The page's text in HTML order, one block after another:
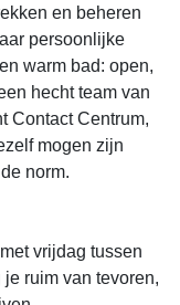
en beheren
persoonlijke
warm bad: open,
hecht team van
Contact Centrum,
mogen zijn
norm.
vrijdag tussen
ruim van tevoren,